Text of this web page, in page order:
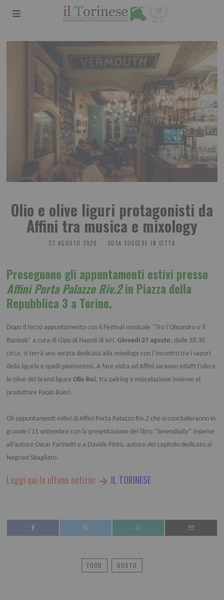
Olio e olive liguri protagonisti da
Affini tra musica e mixology
27 AGOSTO 2020 COSA SUCCEDE IN CITTÀ
Proseguono gli appuntamenti estivi presso
Affini Porta Palazzo Riv.2in Piazza della
Repubblica 3 a Torino.
Dopo il terzo appuntamento con il Festival musicale “Tra l’Oleandro e il
Baobab” a cura di Gipo di Napoli di ieri,Giovedì 27 agosto, dalle 18.30
circa, si terrà una serata dedicata alla mixology con l’incontro tra i sapori
della liguria e quelli piemontesi. A fare visita ad Affini saranno infatti l’olio e
le olive del brand ligureOlio Roi, tra pairing e miscelazione insieme al
produttore Paolo Boeri.
Gli appuntamenti estivi di Affini Porta Palazzo Riv.2 che si concluderanno in
grande l’11 settembre con la presentazione del libro “Serendipity” insieme
all’autore Oscar Farinetti e a Davide Pinto, autore del capitolo dedicato al
Negroni Sbagliato.
Leggi qui le ultime notizie: IL TORINESE
FOOD GUSTO